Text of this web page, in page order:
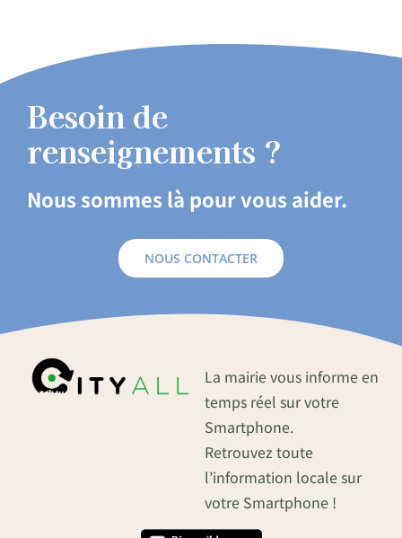
Besoin de
renseignements ?
Nous sommes là pour vous aider.
NOUS CONTACTER
La mairie vous informe en
temps réel sur votre
Smartphone.
Retrouvez toute
l’information locale sur
votre Smartphone !